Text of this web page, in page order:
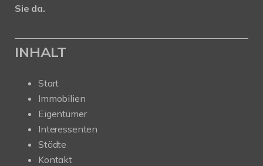
Sie da.
INHALT
Start
Immobilien
Eigentümer
Interessenten
Städte
Kontakt